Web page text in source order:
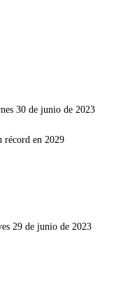
30 de junio de 2023
29 de junio de 2023